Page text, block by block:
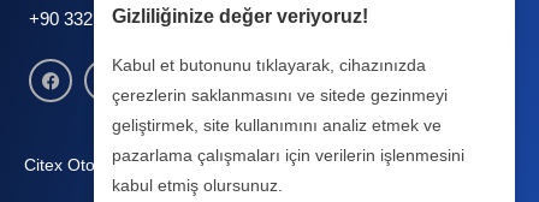
Gizliliğinize değer veriyoruz!
Kabul et butonunu tıklayarak, cihazınızda
çerezlerin saklanmasını ve sitede gezinmeyi
geliştirmek, site kullanımını analiz etmek ve
pazarlama çalışmaları için verilerin işlenmesini
kabul etmiş olursunuz.
+90 332 248 6767
Citex Otomotiv Tüm Hakları Saklıdır. | 2025 Dijital Tasarım Ajansı